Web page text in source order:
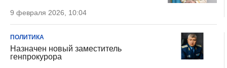
9 февраля 2026, 10:04
ПОЛИТИКА
Назначен новый заместитель
генпрокурора